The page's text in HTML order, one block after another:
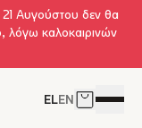
Αυγούστου δεν θα
λόγω καλοκαιρινών
ELEN Δείτε το